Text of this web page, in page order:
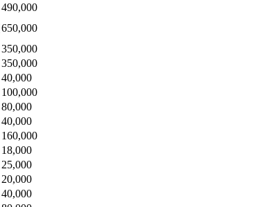
490,000
650,000
350,000
350,000
40,000
100,000
80,000
40,000
160,000
18,000
25,000
20,000
40,000